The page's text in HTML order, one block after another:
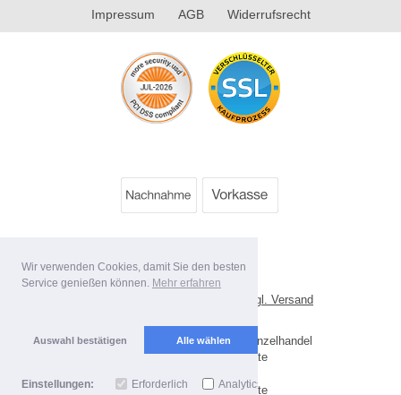
Wir verwenden Cookies, damit Sie den besten
Service genießen können. Mehr erfahren
Auswahl bestätigen Alle wählen
Einstellungen: Erforderlich Analytics
Impressum AGB Widerrufsrecht
Alle Preise inkl. MwSt. evtl. zzgl. Versand
Copyright 2026 by Best Value Einzelhandel
Mobile Shop by Shopgate
Zur klassischen Webseite